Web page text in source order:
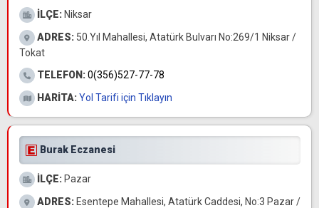
İLÇE: Niksar
ADRES: 50.Yıl Mahallesi, Atatürk Bulvarı No:269/1 Niksar /
Tokat
TELEFON:0(356)527-77-78
HARİTA:Yol Tarifi için Tıklayın
Burak Eczanesi
İLÇE: Pazar
ADRES: Esentepe Mahallesi, Atatürk Caddesi, No:3 Pazar /